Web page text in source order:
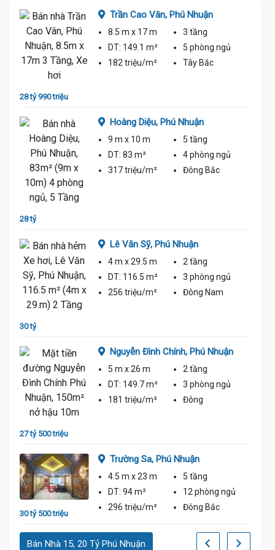
18.8 Tỷ
28 tỷ 990 triệu
Trần Cao Vân, Phú Nhuận
8.5 m x 17 m
3 tầng
DT: 149.1 m² 5 phòng ngủ
182 triệu/m²
Tây Bắc
28 tỷ
Hoàng Diệu, Phú Nhuận
9 m x 10 m
5 tầng
DT: 83 m² 4 phòng ngủ
317 triệu/m²
Đông Bắc
30 tỷ
Lê Văn Sỹ, Phú Nhuận
4 m x 29.5 m
2 tầng
DT: 116.5 m² 3 phòng ngủ
256 triệu/m²
Đông Nam
27 tỷ 500 triệu
Nguyễn Đình Chính, Phú Nhuận
5 m x 26 m
2 tầng
DT: 149.7 m² 3 phòng ngủ
181 triệu/m²
Đông
30 tỷ 500 triệu
Trường Sa, Phú Nhuận
4.5 m x 23 m
5 tầng
DT: 94 m² 12 phòng ngủ
296 triệu/m²
Đông Bắc
Bán Nhà 15, 20 Tỷ Phú Nhuận